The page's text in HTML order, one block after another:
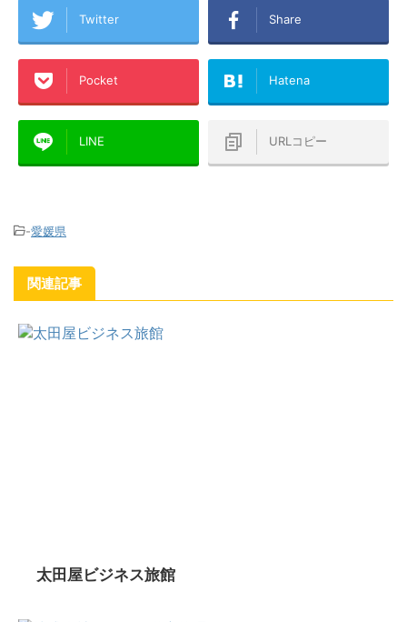
Twitter Share
Pocket Hatena
LINE URLコピー
-愛媛県
関連記事
太田屋ビジネス旅館